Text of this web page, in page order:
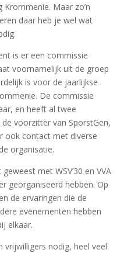
Maar zo’n
daar heb je wel wat
is er een commissie
voornamelijk uit de groep
is voor de jaarlijkse
De commissie
en heeft al twee
voorzitter van SporstGen,
ook contact met diverse
organisatie.
met WSV’30 en VVA
georganiseerd hebben. Op
de ervaringen die de
evenementen hebben
elkaar.
vrijwilligers nodig, heel veel.